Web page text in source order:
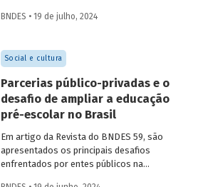
BNDES • 19 de julho, 2024
Social e cultura
Parcerias público-privadas e o
desafio de ampliar a educação
pré-escolar no Brasil
Em artigo da Revista do BNDES 59, são
apresentados os principais desafios
enfrentados por entes públicos na